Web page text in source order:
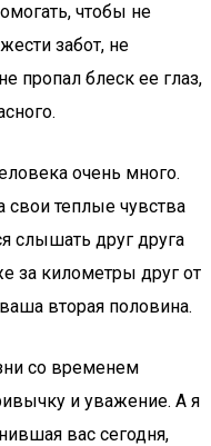
чтобы не
забот, не
пропал блеск ее глаз,
очень много.
свои теплые чувства
слышать друг друга
за километры друг от
вторая половина.
со временем
и уважение. А я
вас сегодня,